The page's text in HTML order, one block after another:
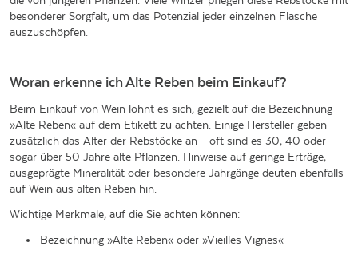
besonderer Sorgfalt, um das Potenzial jeder einzelnen Flasche
auszuschöpfen.
Woran erkenne ich Alte Reben beim Einkauf?
Beim Einkauf von Wein lohnt es sich, gezielt auf die Bezeichnung
»Alte Reben« auf dem Etikett zu achten. Einige Hersteller geben
zusätzlich das Alter der Rebstöcke an – oft sind es 30, 40 oder
sogar über 50 Jahre alte Pflanzen. Hinweise auf geringe Erträge,
ausgeprägte Mineralität oder besondere Jahrgänge deuten ebenfalls
auf Wein aus alten Reben hin.
Wichtige Merkmale, auf die Sie achten können:
Bezeichnung »Alte Reben« oder »Vieilles Vignes«